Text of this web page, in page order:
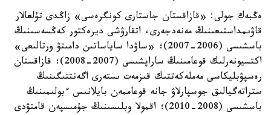
ەڭبەك جولى: «قازاقستان جاستارى كونگرەسى» زاڭدى تۇلعالار
قاۋىمداستىعىنىڭ مەنەدجەرى، اتقارۋشى ديرەكتور كەڭسەسىنىڭ
باسشىسى (2006-2007)؛ «ساۋدا ساياساتىن دامىتۋ ورتالىعى»
اكتسيونەرلىك قوعامىنىڭ ساراپشىسى (2007-2008)؛ قازاقستان
رەسپۋبليكاسى مەملەكەتتىك قىزمەت ىستەرى اگەنتتىگىنىڭ
ستراتەگيالىق جوسپارلاۋ جانە قوعاممەن بايلانىس ءبولىمىنىڭ
باسشىسى (2008-2010)؛ اقمولا وبلىسىنىڭ جۇمىسپەن قامتۋدى